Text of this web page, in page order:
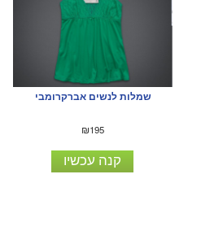
שמלות לנשים אברקרומבי
₪195
קנה עכשיו